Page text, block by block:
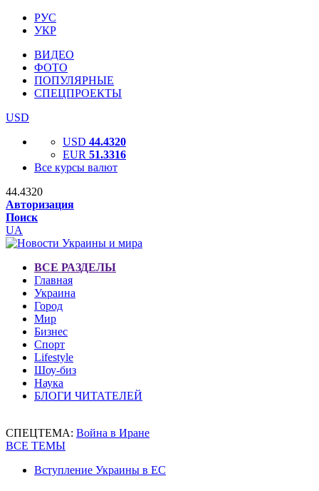
РУС
УКР
ВИДЕО
ФОТО
ПОПУЛЯРНЫЕ
СПЕЦПРОЕКТЫ
USD
USD 44.4320
EUR 51.3316
Все курсы валют
44.4320
Авторизация
Поиск
UA
ВСЕ РАЗДЕЛЫ
Главная
Украина
Город
Мир
Бизнес
Спорт
Lifestyle
Шоу-биз
Наука
БЛОГИ ЧИТАТЕЛЕЙ
СПЕЦТЕМА: Война в Иране
ВСЕ ТЕМЫ
Вступление Украины в ЕС